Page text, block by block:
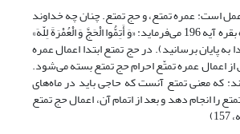
است: عمره تمتع، و حج تمتع. چنان چه خداوند
عز و جل نیز در سوره بقره آیه 196 می‌فرماید: «وَ أَتِمُّوا الْحَجَّ وَ الْعُمْرَةَ لِلّهَ‏»
به پایان برسانید). در حج تمتع ابتدا اعمال عمره
اعمال عمره تمتّع احرام حج تمتع بسته می‌شود.
که معنی تمتع آنست که حاجی باید در ماه‌های
را انجام دهد و بعد از اتمام آن، اعمال حج تمتع